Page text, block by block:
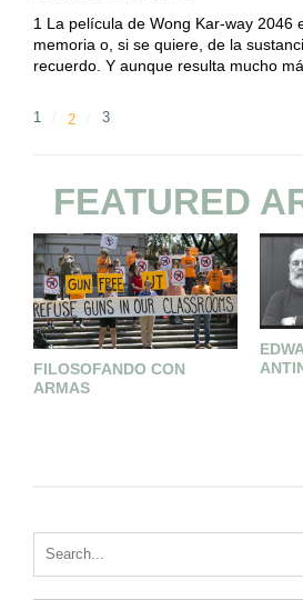
1 La película de Wong Kar-way 2046
memoria o, si se quiere, de la
recuerdo. Y aunque resulta mucho
1 2 3
FEATURED
FILOSOFANDO CON
ARMAS